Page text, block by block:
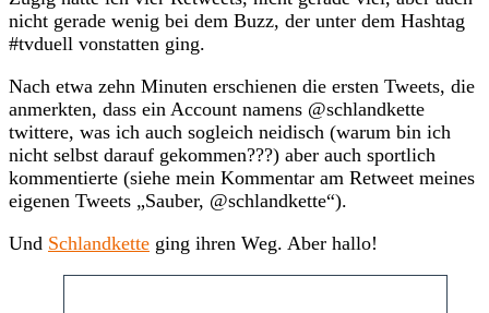
nicht gerade wenig bei dem Buzz, der unter dem Hashtag
#tvduell vonstatten ging.
Nach etwa zehn Minuten erschienen die ersten Tweets, die
anmerkten, dass ein Account namens @schlandkette
twittere, was ich auch sogleich neidisch (warum bin ich
nicht selbst darauf gekommen???) aber auch sportlich
kommentierte (siehe mein Kommentar am Retweet meines
eigenen Tweets „Sauber, @schlandkette“).
Und Schlandkette ging ihren Weg. Aber hallo!